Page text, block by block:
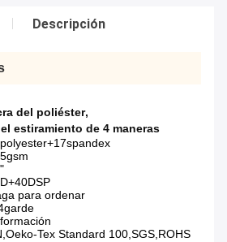
Descripción
del poliéster,
estiramiento de 4 maneras
para ordenar
Tex Standard 100,SGS,ROHS